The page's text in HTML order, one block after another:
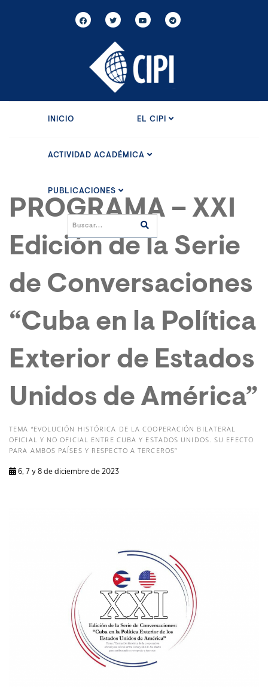
INICIO EL CIPI
ACTIVIDAD ACADÉMICA
PUBLICACIONES
PROGRAMA – XXI
Edición de la Serie
de Conversaciones
“Cuba en la Política
Exterior de Estados
Unidos de América”
TEMA “EVOLUCIÓN HISTÓRICA DE LA COOPERACIÓN BILATERAL
OFICIAL Y NO OFICIAL ENTRE CUBA Y ESTADOS UNIDOS. SU EFECTO
PARA AMBOS PAÍSES Y RESPECTO A TERCEROS”
6, 7 y 8 de diciembre de 2023